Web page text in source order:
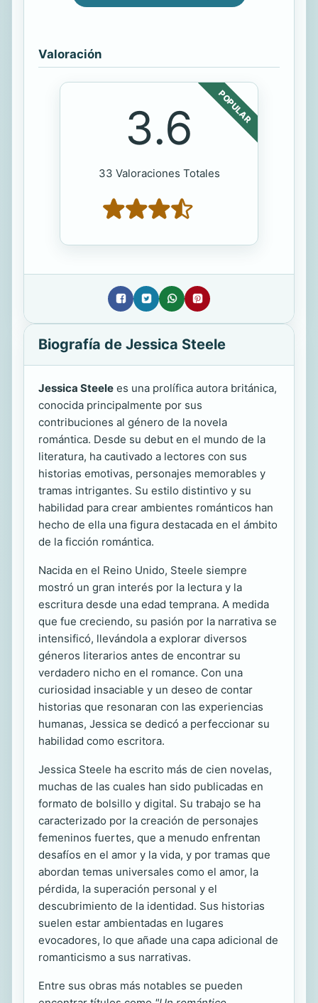
Valoración
POPULAR
3.6
33 Valoraciones Totales
Biografía de Jessica Steele
Jessica Steele es una prolífica autora británica,
conocida principalmente por sus
contribuciones al género de la novela
romántica. Desde su debut en el mundo de la
literatura, ha cautivado a lectores con sus
historias emotivas, personajes memorables y
tramas intrigantes. Su estilo distintivo y su
habilidad para crear ambientes románticos han
hecho de ella una figura destacada en el ámbito
de la ficción romántica.
Nacida en el Reino Unido, Steele siempre
mostró un gran interés por la lectura y la
escritura desde una edad temprana. A medida
que fue creciendo, su pasión por la narrativa se
intensificó, llevándola a explorar diversos
géneros literarios antes de encontrar su
verdadero nicho en el romance. Con una
curiosidad insaciable y un deseo de contar
historias que resonaran con las experiencias
humanas, Jessica se dedicó a perfeccionar su
habilidad como escritora.
Jessica Steele ha escrito más de cien novelas,
muchas de las cuales han sido publicadas en
formato de bolsillo y digital. Su trabajo se ha
caracterizado por la creación de personajes
femeninos fuertes, que a menudo enfrentan
desafíos en el amor y la vida, y por tramas que
abordan temas universales como el amor, la
pérdida, la superación personal y el
descubrimiento de la identidad. Sus historias
suelen estar ambientadas en lugares
evocadores, lo que añade una capa adicional de
romanticismo a sus narrativas.
Entre sus obras más notables se pueden